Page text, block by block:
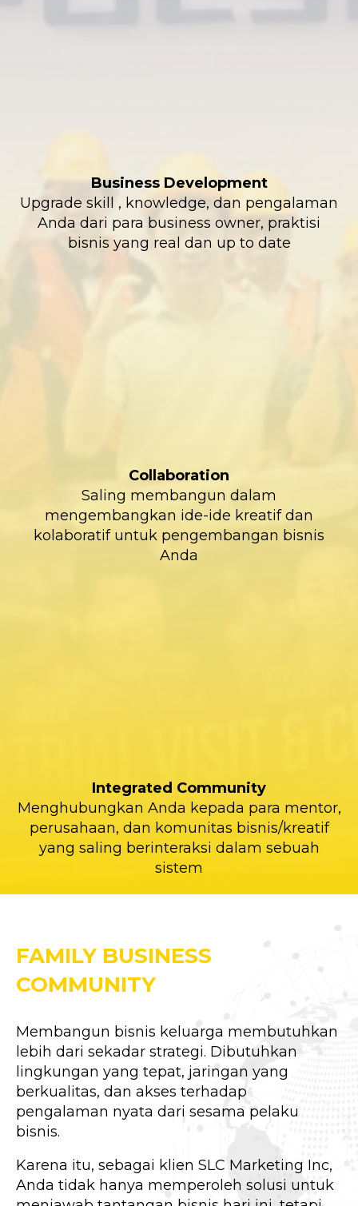
Business Development
Upgrade skill , knowledge, dan pengalaman
Anda dari para business owner, praktisi
bisnis yang real dan up to date
Collaboration
Saling membangun dalam
mengembangkan ide-ide kreatif dan
kolaboratif untuk pengembangan bisnis
Anda
Integrated Community
Menghubungkan Anda kepada para mentor,
perusahaan, dan komunitas bisnis/kreatif
yang saling berinteraksi dalam sebuah
sistem
FAMILY BUSINESS
COMMUNITY
Membangun bisnis keluarga membutuhkan
lebih dari sekadar strategi. Dibutuhkan
lingkungan yang tepat, jaringan yang
berkualitas, dan akses terhadap
pengalaman nyata dari sesama pelaku
bisnis.
Karena itu, sebagai klien SLC Marketing Inc,
Anda tidak hanya memperoleh solusi untuk